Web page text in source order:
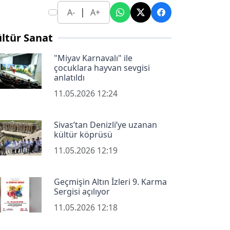
A- | A+
Sanat
"Miyav Karnavalı" ile
çocuklara hayvan sevgisi
anlatıldı
11.05.2026 12:24
Sivas’tan Denizli’ye uzanan
kültür köprüsü
11.05.2026 12:19
Geçmişin Altın İzleri 9. Karma
Sergisi açılıyor
11.05.2026 12:18